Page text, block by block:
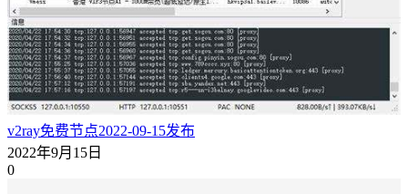
v2ray免费节点2022-09-15发布
2022年9月15日
0